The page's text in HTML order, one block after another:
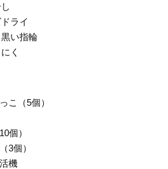
ライ
黒い指輪
く
こ（5個）
個）
3個）
機